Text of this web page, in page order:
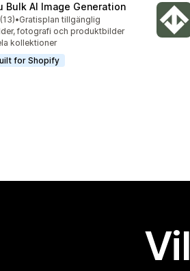
Bulk AI Image Generation
5 stjärnor
(13) totalt
•Gratisplan tillgänglig
fotografi och produktbilder
kollektioner
for Shopify